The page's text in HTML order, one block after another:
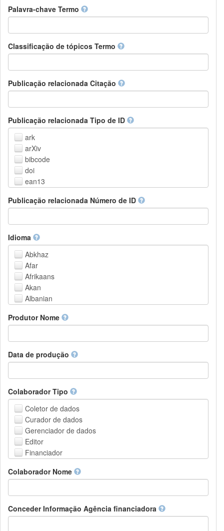
Ciências da Terra e do meio ambiente
Direito
Ciências matemáticas
Medicina, Saúde e Ciências da Vida
Ciências Sociais
Outros
Palavra-chave Termo
Classificação de tópicos Termo
Publicação relacionada Citação
Publicação relacionada Tipo de ID
ark
arXiv
bibcode
doi
ean13
handle
issn
istc
lissn
lsid
pmid
purl
upc
url
urn
DASH-NRS
Publicação relacionada Número de ID
Idioma
Abkhaz
Afar
Afrikaans
Akan
Albanian
Arabic
Armenian
Assamese
Avaric
Aymara
Azerbaijani
Bambara
Bashkir
Basque
Belarusian
Bengali, Bangla
Bislama
Breton
Bulgarian
Burmese
Produtor Nome
Data de produção
Colaborador Tipo
Coletor de dados
Curador de dados
Gerenciador de dados
Editor
Financiador
Líder do projeto
Membro do projeto
Pessoa Relacionada
Pesquisador
Colaborador Nome
Conceder Informação Agência financiadora